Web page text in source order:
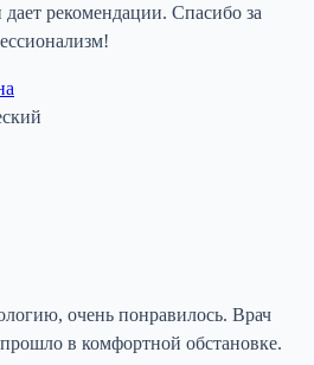
рекомендации. Спасибо за
очень понравилось. Врач
в комфортной обстановке.